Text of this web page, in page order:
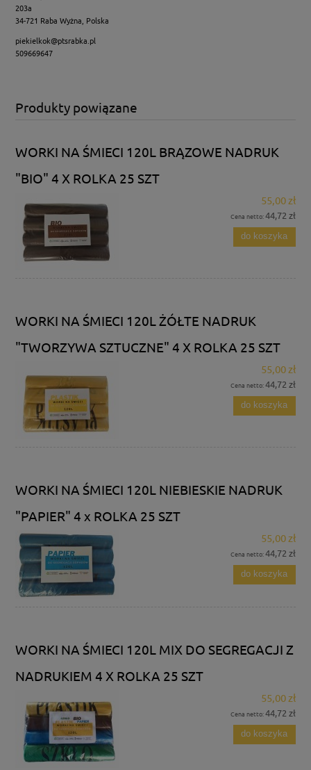
203a
34-721 Raba Wyżna, Polska
piekielkok@ptsrabka.pl
509669647
Produkty powiązane
WORKI NA ŚMIECI 120L BRĄZOWE NADRUK
"BIO" 4 X ROLKA 25 SZT
55,00 zł
Cena netto:44,72 zł
do koszyka
WORKI NA ŚMIECI 120L ŻÓŁTE NADRUK
"TWORZYWA SZTUCZNE" 4 X ROLKA 25 SZT
55,00 zł
Cena netto:44,72 zł
do koszyka
WORKI NA ŚMIECI 120L NIEBIESKIE NADRUK
"PAPIER" 4 x ROLKA 25 SZT
55,00 zł
Cena netto:44,72 zł
do koszyka
WORKI NA ŚMIECI 120L MIX DO SEGREGACJI Z
NADRUKIEM 4 X ROLKA 25 SZT
55,00 zł
Cena netto:44,72 zł
do koszyka